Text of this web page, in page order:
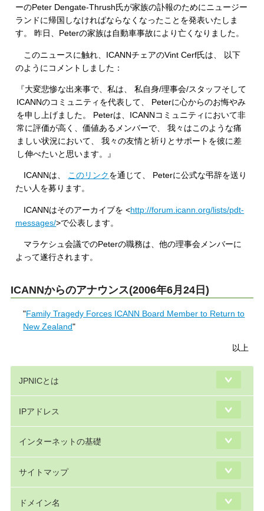
ーのPeter Dengate-Thrush氏が家族の訃報のためにニュージー
ランドに帰国しなければならなくなったことを発表いたしま
す。 昨日、Peterの家族は自動車事故により亡くなりました。
このニュースに触れ、ICANNチェアのVint Cerf氏は、 以下
のようにコメントしました：
『大変悲惨な出来事で、私は、 私自身/理事会/スタッフそして
ICANNのコミュニティを代表して、 Peterに心からのお悔やみ
を申し上げました。 Peterは、ICANNコミュニティにおいて非
常に評価が高く、価値あるメンバーで、 我々はこのような痛
ましい状況において、 我々の友情と祈りとサポートを彼に差
し伸べたいと思います。』
ICANNは、 このリンクを通じて、 Peterに公式な弔辞を送り
たい人を募ります。
ICANNはそのアーカイブを <http://forum.icann.org/lists/pdt-
messages/>で公表します。
マラケシュ会議でのPeterの職務は、他の理事会メンバーに
よって遂行されます。
ICANNからのアナウンス(2006年6月24日)
"Family Tragedy Forces ICANN Board Member to Return to
New Zealand"
以上
JPNICとは
IPアドレス
インターネットの基礎
サイトマップ
ドメイン名